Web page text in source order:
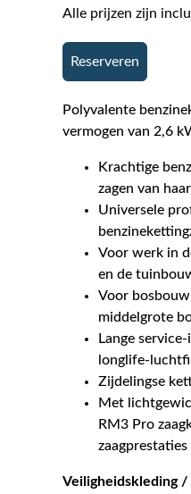
Alle prijzen zijn
Reserveren
Polyvalente
vermogen van 2,6
Krachtige
zagen van
Universele
Voor werk in
en de
Voor
middelgrote
Lange
longlife-
Zijdelingse
Met
RM3 Pro
zaagprestaties
Veiligheidskleding